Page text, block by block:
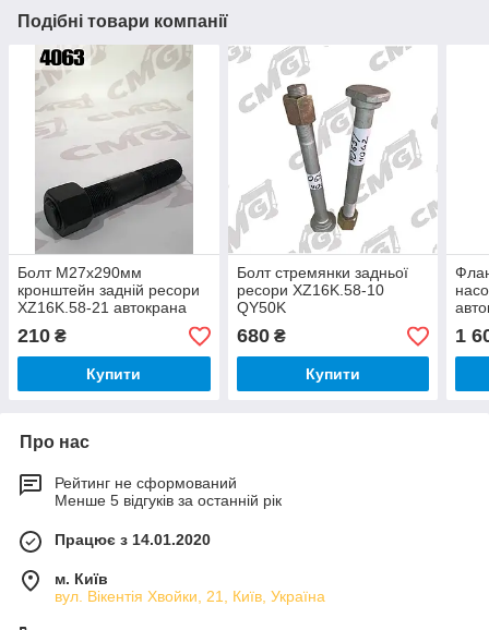
Подібні товари компанії
Болт М27х290мм
кронштейн задній ресори
XZ16K.58-21 автокрана
QY25K/QY50K
210 ₴
Купити
Болт стремянки задньої
ресори XZ16K.58-10
QY50K
680₴
Купити
1
Про нас
Рейтинг не сформований
Менше 5 відгуків за останній рік
Працює з 14.01.2020
м. Київ
вул. Вікентія Хвойки, 21, Київ, Україна